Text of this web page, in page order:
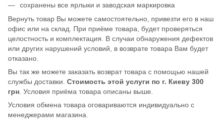
сохранены все ярлыки и заводская маркировка
Вернуть товар Вы можете самостоятельно, привезти его в наш
офис или на склад. При приёме товара, будет проверяться
целостность и комплектация. В случаи обнаружения дефектов
или других нарушений условий, в возврате товара Вам будет
отказано.
Вы так же можете заказать возврат товара с помощью нашей
службы доставки. Стоимость этой услуги по г. Киеву 300
грн. Условия приёма товара описаны выше.
Условия обмена товара оговариваются индивидуально с
менеджерами магазина.